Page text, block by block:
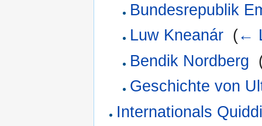
Bundesrepublik
Luw Kneanár‎ (←
Bendik Nordberg
Geschichte von
Internationals